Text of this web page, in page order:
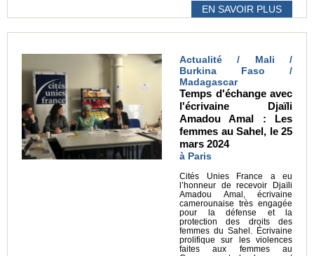
EN SAVOIR PLUS
Actualité / Mali /
Burkina Faso /
Madagascar
Temps d'échange avec
l'écrivaine Djaïli
Amadou Amal : Les
femmes au Sahel, le 25
mars 2024
à Paris
Cités Unies France a eu
l’honneur de recevoir Djaïli
Amadou Amal, écrivaine
camerounaise très engagée
pour la défense et la
protection des droits des
femmes du Sahel. Écrivaine
prolifique sur les violences
faites aux femmes au